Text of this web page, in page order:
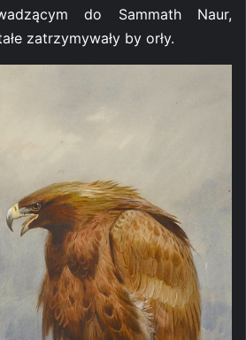
do Sammath Naur,
zatrzymywały by orły.